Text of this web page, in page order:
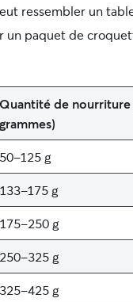
ressembler un
un paquet de
Quantité de
grammes)
50-125 g
133-175 g
175-250 g
250-325 g
325-425 g